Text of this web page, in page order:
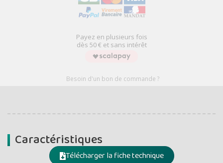
Payez en plusieurs fois
dès 50 € et sans intérêt
Besoin d'un bon de commande ?
Caractéristiques
Télécharger la fiche technique